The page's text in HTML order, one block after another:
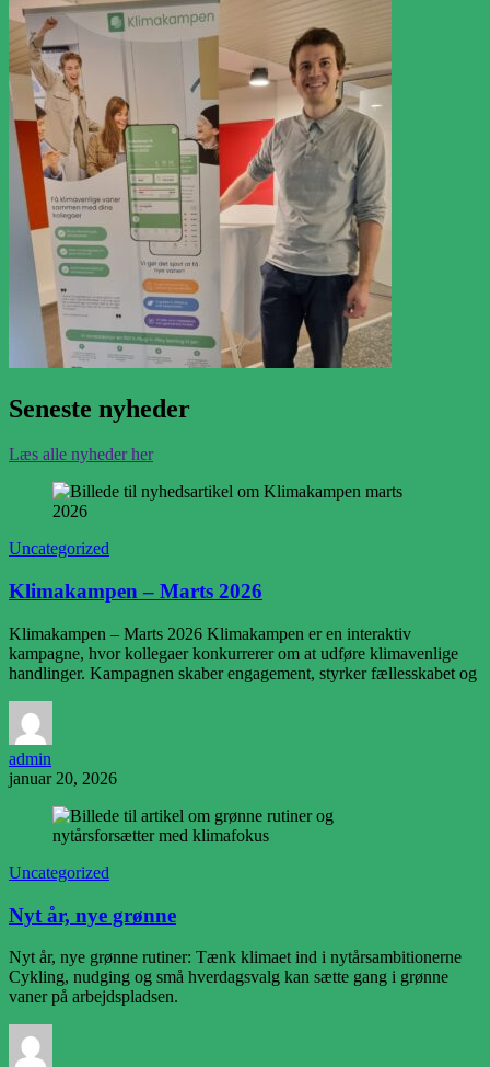
Seneste nyheder
Læs alle nyheder her
Uncategorized
Klimakampen – Marts 2026
Klimakampen – Marts 2026 Klimakampen er en interaktiv
kampagne, hvor kollegaer konkurrerer om at udføre klimavenlige
handlinger. Kampagnen skaber engagement, styrker fællesskabet og
admin
januar 20, 2026
Uncategorized
Nyt år, nye grønne
Nyt år, nye grønne rutiner: Tænk klimaet ind i nytårsambitionerne
Cykling, nudging og små hverdagsvalg kan sætte gang i grønne
vaner på arbejdspladsen.